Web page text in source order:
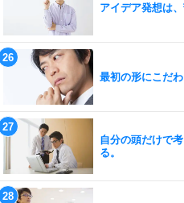
アイデア発想は
最初の形にこだ
自分の頭だけで
る。